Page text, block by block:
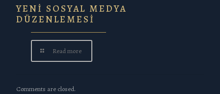
YENİ SOSYAL MEDYA
DÜZENLEMESİ
Read more
Comments are closed.